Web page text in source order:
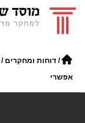
/ דוחות ומחקרים /
אפשרי